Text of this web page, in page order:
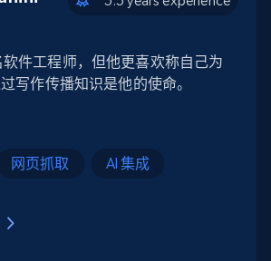
件工程师，但他更喜欢称自己为
写作传播知识是他的使命。
网页抓取 AI 集成